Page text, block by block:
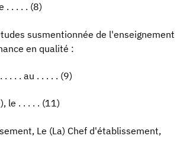
. . . . . (8)
susmentionnée de l'enseignement
en qualité :
. . . au . . . . . (9)
le . . . . . (11)
Le (La) Chef d'établissement,